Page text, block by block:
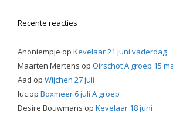
Recente reacties
Anoniempje op Kevelaar 21 juni vaderdag
Maarten Mertens op Oirschot A groep 15
Aad op Wijchen 27 juli
luc op Boxmeer 6 juli A groep
Desire Bouwmans op Kevelaar 18 juni